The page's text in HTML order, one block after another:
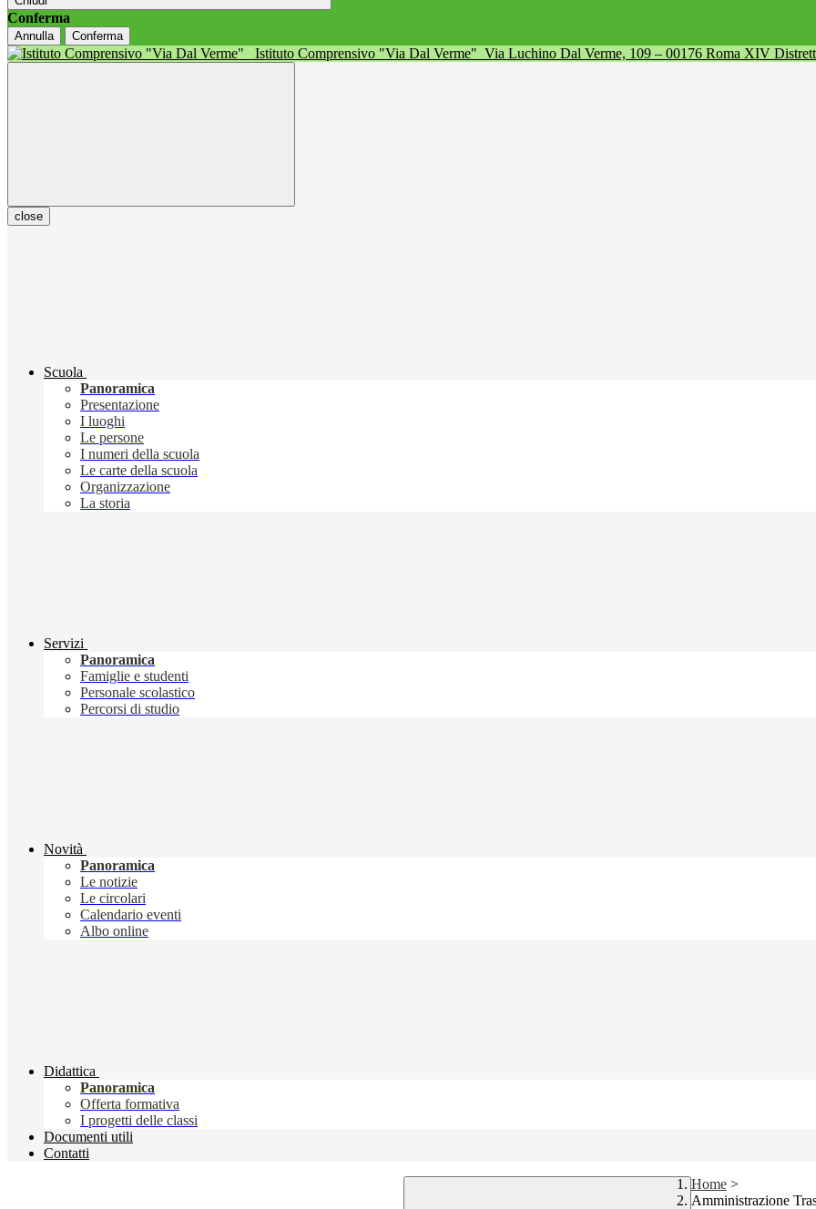
Conferma
Annulla Conferma
Istituto Comprensivo "Via Dal Verme" Via Luchino Dal Verme, 109 – 00176 Roma XIV
close
Scuola
Panoramica
Presentazione
I luoghi
Le persone
I numeri della scuola
Le carte della scuola
Organizzazione
La storia
Servizi
Panoramica
Famiglie e studenti
Personale scolastico
Percorsi di studio
Novità
Panoramica
Le notizie
Le circolari
Calendario eventi
Albo online
Didattica
Panoramica
Offerta formativa
I progetti delle classi
Documenti utili
Contatti
Home >
Amministrazione